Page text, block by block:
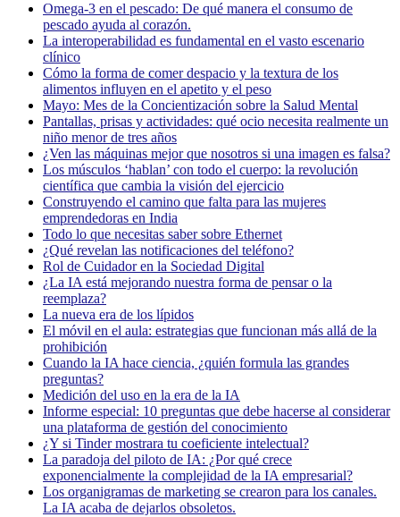
Omega-3 en el pescado: De qué manera el consumo de
pescado ayuda al corazón.
La interoperabilidad es fundamental en el vasto escenario
clínico
Cómo la forma de comer despacio y la textura de los
alimentos influyen en el apetito y el peso
Mayo: Mes de la Concientización sobre la Salud Mental
Pantallas, prisas y actividades: qué ocio necesita realmente un
niño menor de tres años
¿Ven las máquinas mejor que nosotros si una imagen es falsa?
Los músculos ‘hablan’ con todo el cuerpo: la revolución
científica que cambia la visión del ejercicio
Construyendo el camino que falta para las mujeres
emprendedoras en India
Todo lo que necesitas saber sobre Ethernet
¿Qué revelan las notificaciones del teléfono?
Rol de Cuidador en la Sociedad Digital
¿La IA está mejorando nuestra forma de pensar o la
reemplaza?
La nueva era de los lípidos
El móvil en el aula: estrategias que funcionan más allá de la
prohibición
Cuando la IA hace ciencia, ¿quién formula las grandes
preguntas?
Medición del uso en la era de la IA
Informe especial: 10 preguntas que debe hacerse al considerar
una plataforma de gestión del conocimiento
¿Y si Tinder mostrara tu coeficiente intelectual?
La paradoja del piloto de IA: ¿Por qué crece
exponencialmente la complejidad de la IA empresarial?
Los organigramas de marketing se crearon para los canales.
La IA acaba de dejarlos obsoletos.